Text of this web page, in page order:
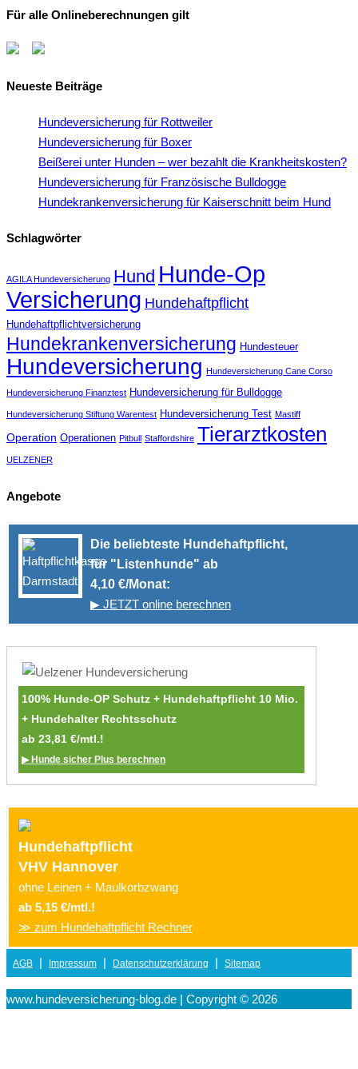
Für alle Onlineberechnungen gilt
Neueste Beiträge
Hundeversicherung für Rottweiler
Hundeversicherung für Boxer
Beißerei unter Hunden – wer bezahlt die Krankheitskosten?
Hundeversicherung für Französische Bulldogge
Hundekrankenversicherung für Kaiserschnitt beim Hund
Schlagwörter
AGILA Hundeversicherung Hund Hunde-Op
Versicherung Hundehaftpflicht
Hundehaftpflichtversicherung
Hundekrankenversicherung Hundesteuer
Hundeversicherung Hundeversicherung Cane Corso
Hundeversicherung Finanztest Hundeversicherung für Bulldogge
Hundeversicherung Stiftung Warentest Hundeversicherung Test Mastiff
Operation Operationen Pitbull Staffordshire Tierarztkosten
UELZENER
Angebote
Die beliebteste Hundehaftpflicht,
für "Listenhunde" ab
4,10 €/Monat:
▶ JETZT online berechnen
100% Hunde-OP Schutz + Hundehaftpflicht 10 Mio.
+ Hundehalter Rechtsschutz
ab 23,81 €/mtl.!
▶ Hunde sicher Plus berechnen
Hundehaftpflicht
VHV Hannover
ohne Leinen + Maulkorbzwang
ab 5,15 €/mtl.!
≫ zum Hundehaftpflicht Rechner
AGB | Impressum | Datenschutzerklärung | Sitemap
www.hundeversicherung-blog.de | Copyright © 2026